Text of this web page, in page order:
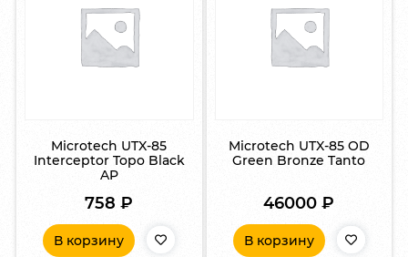
Microtech UTX-85
Interceptor Topo Black
AP
758₽
В корзину
Microtech UTX-85 OD
Green Bronze Tanto
46000₽
В корзину